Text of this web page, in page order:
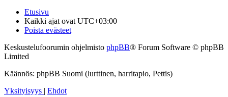
Etusivu
Kaikki ajat ovat UTC+03:00
Poista evästeet
Keskustelufoorumin ohjelmisto phpBB® Forum Software © phpBB
Limited
Käännös: phpBB Suomi (lurttinen, harritapio, Pettis)
Yksityisyys | Ehdot